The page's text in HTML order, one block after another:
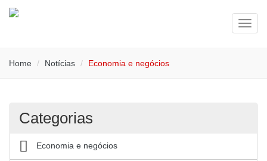
Home Notícias Economia e negócios
Categorias
Economia e negócios